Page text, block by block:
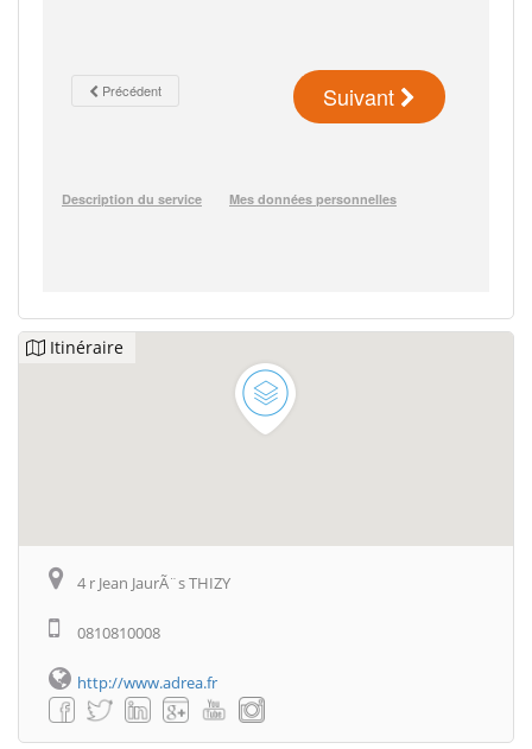
Itinéraire
4 r Jean JaurÃ¨s THIZY
0810810008
http://www.adrea.fr